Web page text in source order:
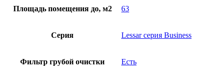
Площадь помещения до, м2 63
Серия Lessar серия Business
Фильтр грубой очистки Есть